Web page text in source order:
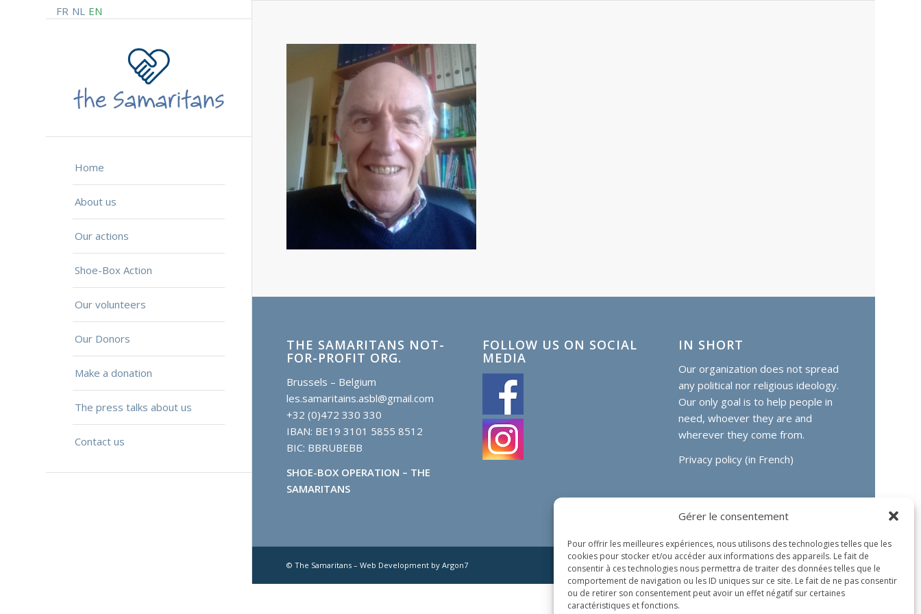
Gérer le consentement
Pour offrir les meilleures expériences, nous utilisons des technologies telles que les
cookies pour stocker et/ou accéder aux informations des appareils. Le fait de
consentir à ces technologies nous permettra de traiter des données telles que le
comportement de navigation ou les ID uniques sur ce site. Le fait de ne pas consentir
ou de retirer son consentement peut avoir un effet négatif sur certaines
caractéristiques et fonctions.
FR NL EN
Home
About us
Our actions
Shoe-Box Action
Our volunteers
Our Donors
Make a donation
The press talks about us
Contact us
THE SAMARITANS NOT-
FOR-PROFIT ORG.
Brussels – Belgium
les.samaritains.asbl@gmail.com
+32 (0)472 330 330
IBAN: BE19 3101 5855 8512
BIC: BBRUBEBB
SHOE-BOX OPERATION – THE
SAMARITANS
FOLLOW US ON SOCIAL
MEDIA
IN SHORT
Our organization does not spread
any political nor religious ideology.
Our only goal is to help people in
need, whoever they are and
wherever they come from.
Privacy policy (in French)
© The Samaritans – Web Development by Argon7